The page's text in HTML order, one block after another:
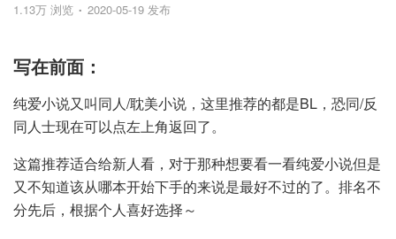
1.13万 浏览 2020-05-19 发布
写在前面：
纯爱小说又叫同人/耽美小说，这里推荐的都是BL，恐同/反
同人士现在可以点左上角返回了。
这篇推荐适合给新人看，对于那种想要看一看纯爱小说但是
又不知道该从哪本开始下手的来说是最好不过的了。排名不
分先后，根据个人喜好选择～